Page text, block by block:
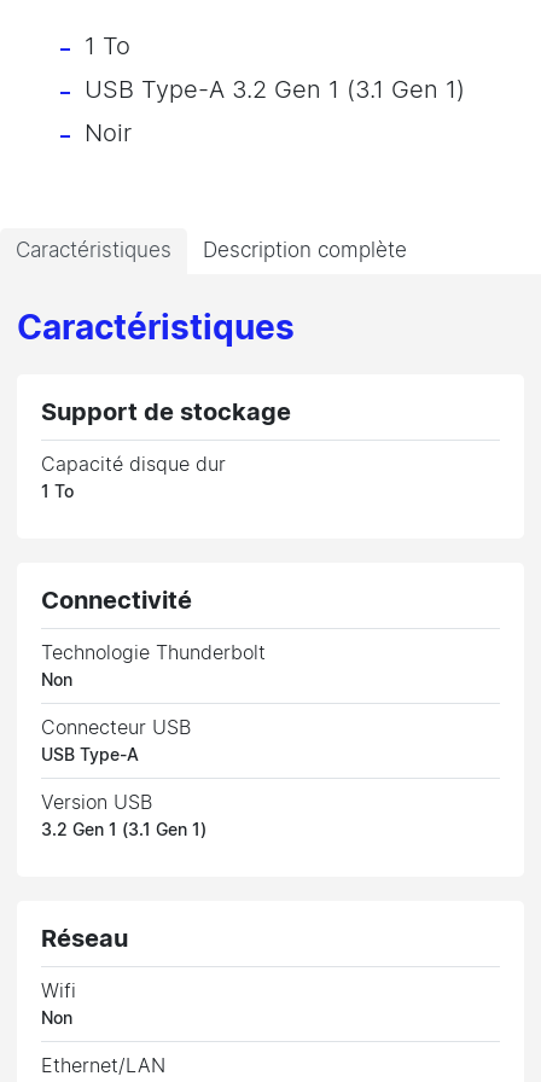
1 To
USB Type-A 3.2 Gen 1 (3.1 Gen 1)
Noir
Caractéristiques Description complète
Caractéristiques
Support de stockage
Capacité disque dur
1 To
Connectivité
Technologie Thunderbolt
Non
Connecteur USB
USB Type-A
Version USB
3.2 Gen 1 (3.1 Gen 1)
Réseau
Wifi
Non
Ethernet/LAN